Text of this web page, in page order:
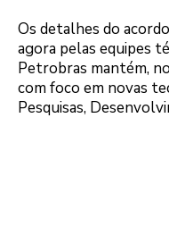
Os detalhes do
agora pelas equipes
Petrobras mantém,
com foco em novas
Pesquisas,